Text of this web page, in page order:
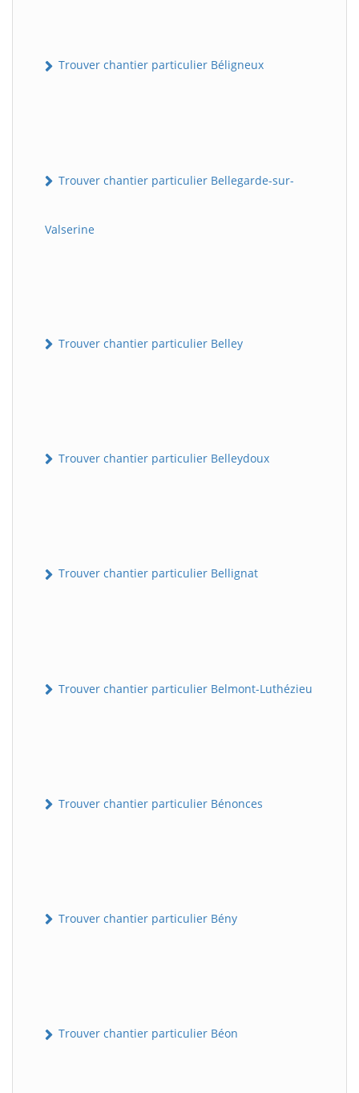
Trouver chantier particulier Béligneux
Trouver chantier particulier Bellegarde-sur-
Valserine
Trouver chantier particulier Belley
Trouver chantier particulier Belleydoux
Trouver chantier particulier Bellignat
Trouver chantier particulier Belmont-Luthézieu
Trouver chantier particulier Bénonces
Trouver chantier particulier Bény
Trouver chantier particulier Béon